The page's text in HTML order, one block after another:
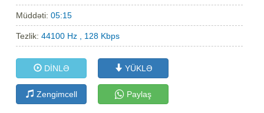
Müddəti:05:15
Tezlik:44100 Hz , 128 Kbps
DİNLƏ YÜKLƏ
Zengimcell Paylaş